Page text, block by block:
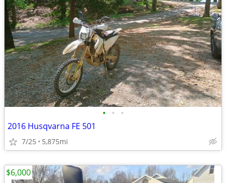
• • •
2016 Husqvarna FE 501
7/25 5,875mi
$6,000